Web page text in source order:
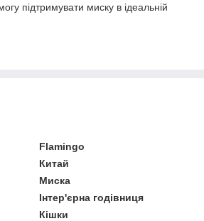
підтримувати миску в ідеальній
Flamingo
Китай
Миска
Інтер'єрна годівниця
Кішки